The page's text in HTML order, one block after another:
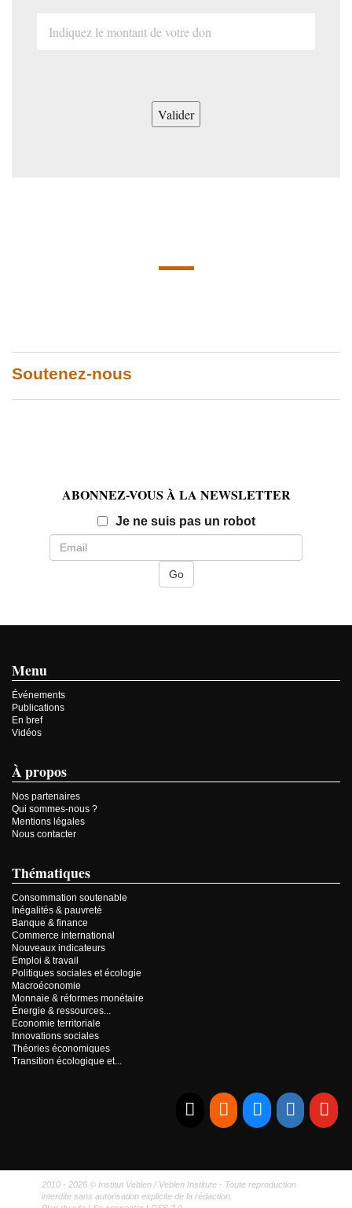
Valider
Soutenez-nous
ABONNEZ-VOUS À LA NEWSLETTER
Je ne suis pas un robotEmail
Menu
Événements
Publications
En bref
Vidéos
À propos
Nos partenaires
Qui sommes-nous ?
Mentions légales
Nous contacter
Thématiques
Consommation soutenable
Inégalités & pauvreté
Banque & finance
Commerce international
Nouveaux indicateurs
Emploi & travail
Politiques sociales et écologie
Macroéconomie
Monnaie & réformes monétaire
Énergie & ressources...
Economie territoriale
Innovations sociales
Théories économiques
Transition écologique et...
2010 - 2026 © Institut Veblen / Veblen Institute - Toute reproduction
interdite sans autorisation explicite de la rédaction.